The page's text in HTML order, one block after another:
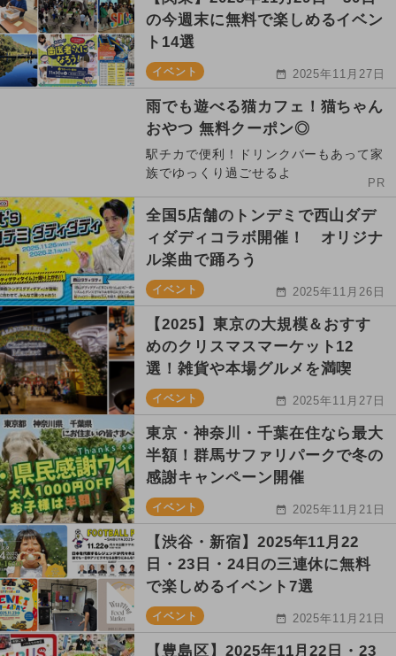
の今週末に無料で楽しめるイベン
ト14選
イベント 2025年11月27日
雨でも遊べる猫カフェ！猫ちゃん
おやつ 無料クーポン◎
駅チカで便利！ドリンクバーもあって家
族でゆっくり過ごせるよ
PR
全国5店舗のトンデミで西山ダデ
ィダディコラボ開催！ オリジナ
ル楽曲で踊ろう
イベント 2025年11月26日
【2025】東京の大規模＆おすす
めのクリスマスマーケット12
選！雑貨や本場グルメを満喫
イベント 2025年11月27日
東京・神奈川・千葉在住なら最大
半額！群馬サファリパークで冬の
感謝キャンペーン開催
イベント 2025年11月21日
【渋谷・新宿】2025年11月22
日・23日・24日の三連休に無料
で楽しめるイベント7選
イベント 2025年11月21日
【豊島区】2025年11月22日・23